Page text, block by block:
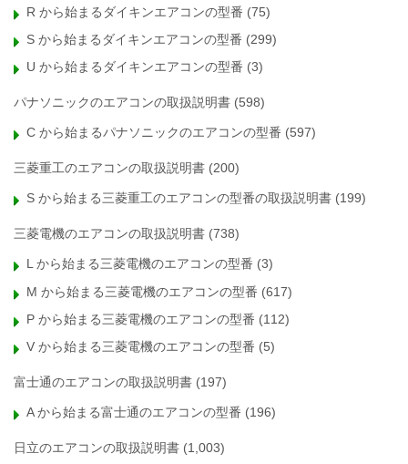
R から始まるダイキンエアコンの型番 (75)
S から始まるダイキンエアコンの型番 (299)
U から始まるダイキンエアコンの型番 (3)
パナソニックのエアコンの取扱説明書 (598)
C から始まるパナソニックのエアコンの型番 (597)
三菱重工のエアコンの取扱説明書 (200)
S から始まる三菱重工のエアコンの型番の取扱説明書 (199)
三菱電機のエアコンの取扱説明書 (738)
L から始まる三菱電機のエアコンの型番 (3)
M から始まる三菱電機のエアコンの型番 (617)
P から始まる三菱電機のエアコンの型番 (112)
V から始まる三菱電機のエアコンの型番 (5)
富士通のエアコンの取扱説明書 (197)
A から始まる富士通のエアコンの型番 (196)
日立のエアコンの取扱説明書 (1,003)